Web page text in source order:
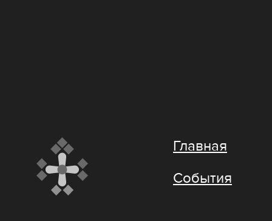
Главная
События